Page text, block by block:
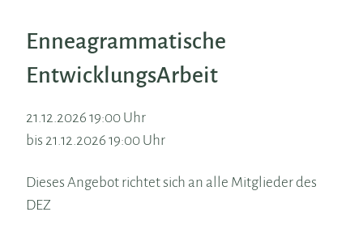
Enneagrammatische
EntwicklungsArbeit
21.12.2026 19:00 Uhr
bis 21.12.2026 19:00 Uhr
Dieses Angebot richtet sich an alle Mitglieder des
DEZ